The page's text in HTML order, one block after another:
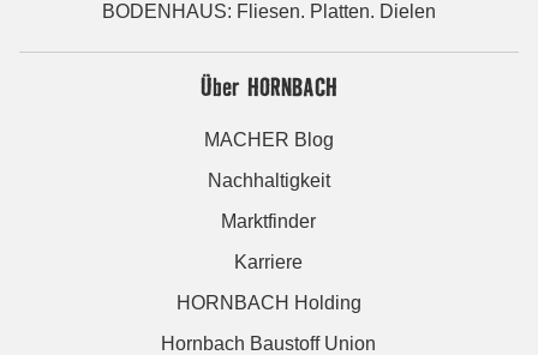
BODENHAUS: Fliesen. Platten. Dielen
Über HORNBACH
MACHER Blog
Nachhaltigkeit
Marktfinder
Karriere
HORNBACH Holding
Hornbach Baustoff Union